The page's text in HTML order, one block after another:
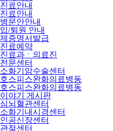
진료안내
진료안내
병문안안내
입/퇴원 안내
제증명서발급
진료예약
진료과ㆍ의료진
전문센터
소화기암수술센터
호스피스완화의료병동
호스피스완화의료병동
이야기 게시판
심뇌혈관센터
소화기내시경센터
인공신장센터
관절센터